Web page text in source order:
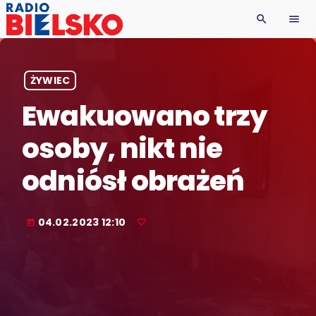
search menu
ŻYWIEC
Ewakuowano trzy
osoby, nikt nie
odniósł obrażeń
today 04.02.2023 12:10